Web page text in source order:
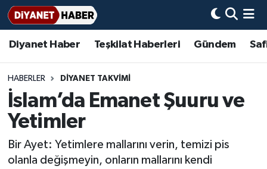
Diyanet Haber Teşkilat Haberleri Gündem
HABERLER DIYANET TAKVIMI
İslam’da Emanet Şuuru ve
Yetimler
Bir Ayet: Yetimlere mallarını verin, temizi pis
olanla değişmeyin, onların mallarını kendi
Diyanet Haber
Teşkilat Haberleri
Adana Müftülüğü
Adıyaman Müftülüğü
Afyonkarahisar Müftülüğü
Aksaray Müftülüğü
Gündem
Bir Ayet
Bir Hikaye
Biyografiler
Diyanet Bilgi
Basında Bugün
Aile Dergisi
Aylık Dergi
İmam Hatip Okulları
Başmakale
Hadis-i Şerifler
Hayat Okumaları
Nöbetçi Eczaneler
Hava Durumu
Ankara Namaz Vakitleri
Süper Lig Puan Durumu ve Fikstür